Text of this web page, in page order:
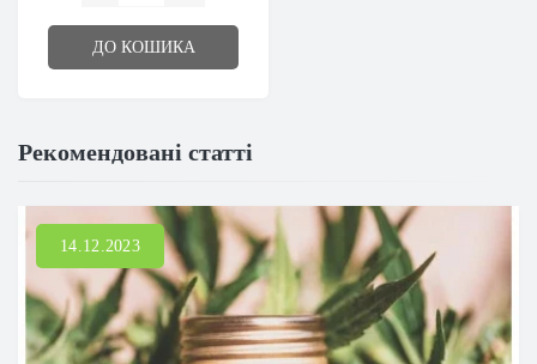
ДО КОШИКА
Рекомендовані статті
14.12.2023